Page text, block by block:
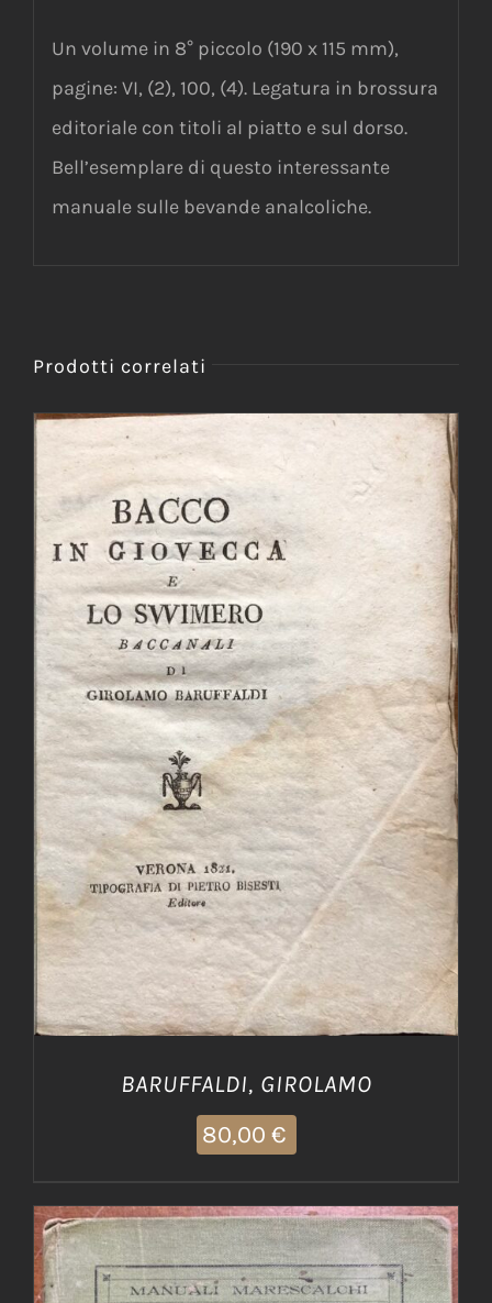
Un volume in 8° piccolo (190 x 115 mm),
pagine: VI, (2), 100, (4). Legatura in brossura
editoriale con titoli al piatto e sul dorso.
Bell’esemplare di questo interessante
manuale sulle bevande analcoliche.
Prodotti correlati
AGGIUNGI AL CARRELLO / DETTAGLI
BARUFFALDI, GIROLAMO
80,00 €